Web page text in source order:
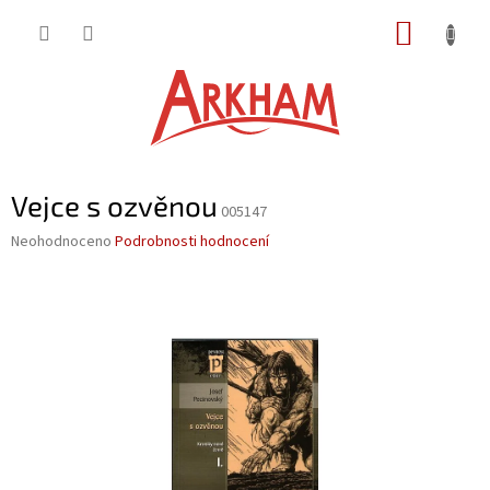
Vejce s ozvěnou 005147
Průměrné
Neohodnoceno Podrobnosti hodnocení